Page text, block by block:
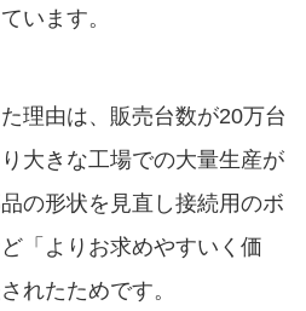
います。
理由は、販売台数が20万台
大きな工場での大量生産が
の形状を見直し接続用のボ
「よりお求めやすいく価
れたためです。